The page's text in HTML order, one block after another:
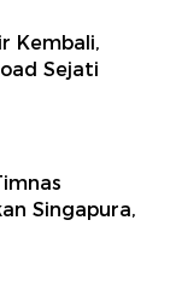
Kembali,
Sejati
Singapura,